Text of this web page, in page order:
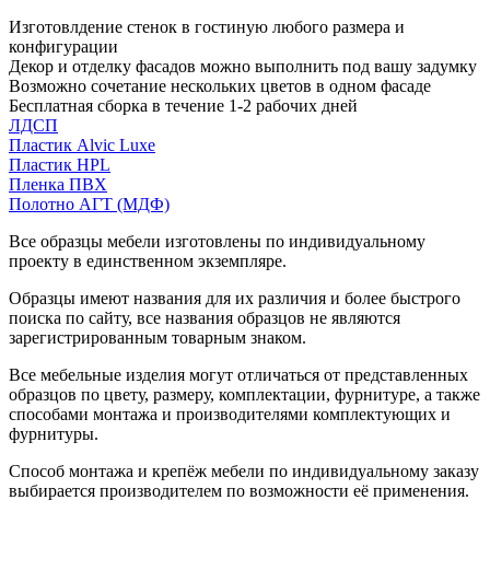
Изготовлдение стенок в гостиную любого размера и
конфигурации
Декор и отделку фасадов можно выполнить под вашу задумку
Возможно сочетание нескольких цветов в одном фасаде
Бесплатная сборка в течение 1-2 рабочих дней
ЛДСП
Пластик Alvic Luxe
Пластик HPL
Пленка ПВХ
Полотно АГТ (МДФ)
Все образцы мебели изготовлены по индивидуальному
проекту в единственном экземпляре.
Образцы имеют названия для их различия и более быстрого
поиска по сайту, все названия образцов не являются
зарегистрированным товарным знаком.
Все мебельные изделия могут отличаться от представленных
образцов по цвету, размеру, комплектации, фурнитуре, а также
способами монтажа и производителями комплектующих и
фурнитуры.
Способ монтажа и крепёж мебели по индивидуальному заказу
выбирается производителем по возможности её применения.